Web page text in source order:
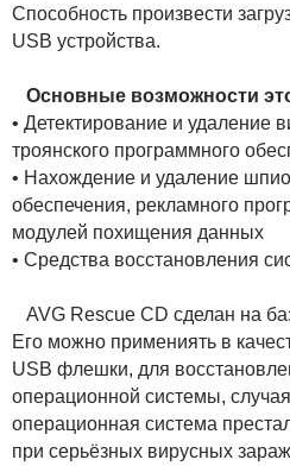
Способность произвести
USB устройства.
Основные возможности
• Детектирование и удаление
троянского программного
• Нахождение и удаление
обеспечения, рекламного
модулей похищения данных
• Средства восстановления
AVG Rescue CD сделан на
Его можно примениять в
USB флешки, для
операционной системы,
операционная система
при серьёзных вирусных